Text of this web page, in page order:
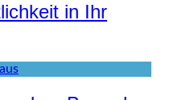
in Ihr